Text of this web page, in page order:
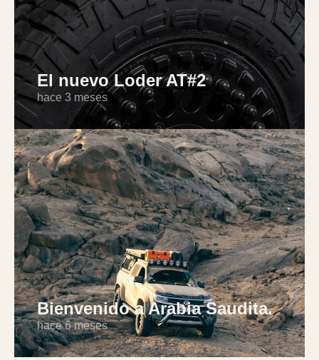
El nuevo Loder AT#2
hace 3 meses
Bienvenido a Arabia Saudita.
hace 6 meses